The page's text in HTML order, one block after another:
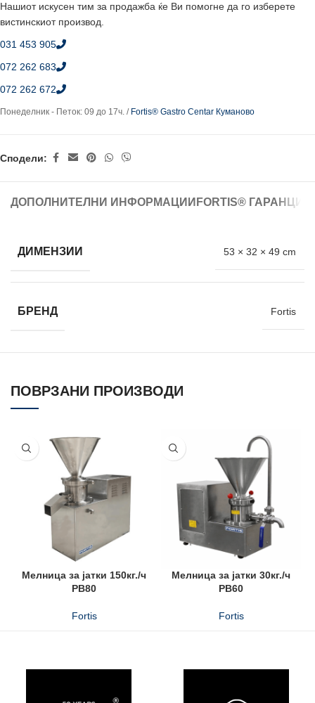
Нашиот искусен тим за продажба ќе Ви помогне да го изберете
вистинскиот производ.
031 453 905
072 262 683
072 262 672
Понеделник - Петок: 09 до 17ч. / Fortis® Gastro Centar Куманово
Сподели:
ДОПОЛНИТЕЛНИ ИНФОРМАЦИИ FORTIS®
ДИМЕНЗИИ 53 × 32 × 49 cm
БРЕНД Fortis
ПОВРЗАНИ ПРОИЗВОДИ
Мелница за јатки 150кг./ч
PB80
Fortis
Мелница за јатки 30кг./ч
PB60
Fortis